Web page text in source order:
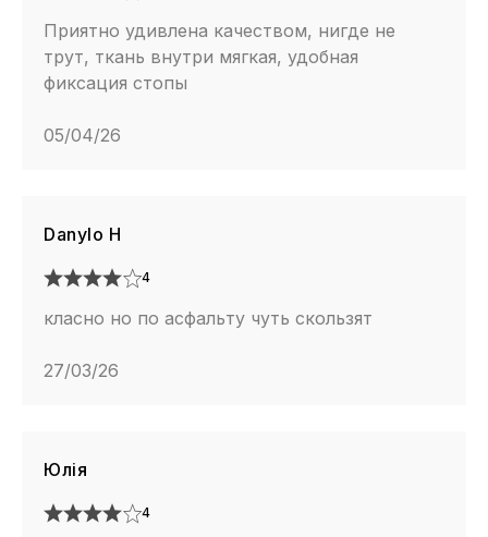
Приятно удивлена качеством, нигде не
трут, ткань внутри мягкая, удобная
фиксация стопы
05/04/26
Danylo H
4
класно но по асфальту чуть скользят
27/03/26
Юлія
4